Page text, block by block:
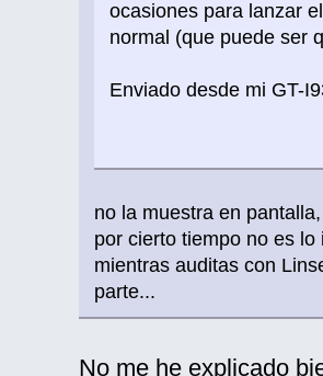
ocasiones para lanzar
normal (que puede ser
Enviado desde mi GT-
no la muestra en
por cierto tiempo no es
mientras auditas con
parte...
No me he explicado